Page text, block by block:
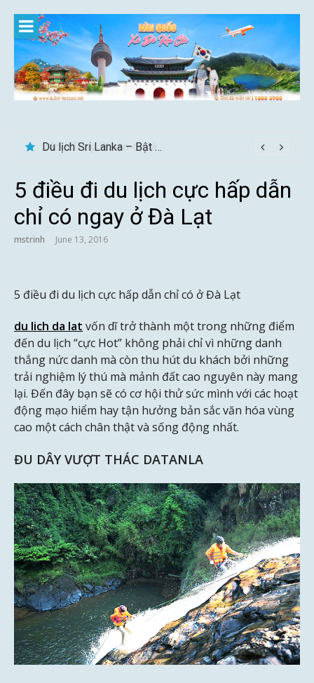
content
Du lịch Sri Lanka – Bật mí nên đi mùa nào đẹp
5 điều đi du lịch cực hấp dẫn
chỉ có ngay ở Đà Lạt
mstrinh June 13, 2016
5 điều đi du lịch cực hấp dẫn chỉ có ở Đà Lạt
du lich da lat vốn dĩ trở thành một trong những điểm
đến du lịch “cực Hot” không phải chỉ vì những danh
thắng nức danh mà còn thu hút du khách bởi những
trải nghiệm lý thú mà mảnh đất cao nguyên này mang
lại. Đến đây bạn sẽ có cơ hội thử sức mình với các hoạt
động mạo hiểm hay tận hưởng bản sắc văn hóa vùng
cao một cách chân thật và sống động nhất.
ĐU DÂY VƯỢT THÁC DATANLA